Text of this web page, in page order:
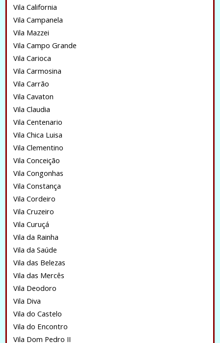
Vila California
Vila Campanela
Vila Mazzei
Vila Campo Grande
Vila Carioca
Vila Carmosina
Vila Carrão
Vila Cavaton
Vila Claudia
Vila Centenario
Vila Chica Luisa
Vila Clementino
Vila Conceição
Vila Congonhas
Vila Constança
Vila Cordeiro
Vila Cruzeiro
Vila Curuçá
Vila da Rainha
Vila da Saúde
Vila das Belezas
Vila das Mercês
Vila Deodoro
Vila Diva
Vila do Castelo
Vila do Encontro
Vila Dom Pedro II